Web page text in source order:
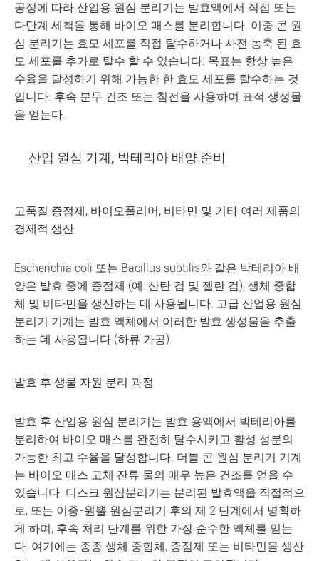
공정에 따라 산업용 원심 분리기는 발효액에서 직접 또는
다단계 세척을 통해 바이오 매스를 분리합니다. 이중 콘 원
심 분리기는 효모 세포를 직접 탈수하거나 사전 농축 된 효
모 세포를 추가로 탈수 할 수 있습니다. 목표는 항상 높은
수율을 달성하기 위해 가능한 한 효모 세포를 탈수하는 것
입니다. 후속 분무 건조 또는 침전을 사용하여 표적 생성물
을 얻는다.
산업 원심 기계, 박테리아 배양 준비
고품질 증점제, 바이오폴리머, 비타민 및 기타 여러 제품의
경제적 생산
Escherichia coli 또는 Bacillus subtilis와 같은 박테리아 배
양은 발효 중에 증점제 (예: 산탄 검 및 젤란 검), 생체 중합
체 및 비타민을 생산하는 데 사용됩니다. 고급 산업용 원심
분리기 기계는 발효 액체에서 이러한 발효 생성물을 추출
하는 데 사용됩니다 (하류 가공).
발효 후 생물 자원 분리 과정
발효 후 산업용 원심 분리기는 발효 용액에서 박테리아를
분리하여 바이오 매스를 완전히 탈수시키고 활성 성분의
가능한 최고 수율을 달성합니다. 더블 콘 원심 분리기 기계
는 바이오 매스 고체 잔류 물의 매우 높은 건조를 얻을 수
있습니다. 디스크 원심분리기는 분리된 발효액을 직접적으
로, 또는 이중-원뿔 원심분리기 후의 제 2 단계에서 명확하
게 하여, 후속 처리 단계를 위한 가장 순수한 액체를 얻는
다. 여기에는 종종 생체 중합체, 증점제 또는 비타민을 생산